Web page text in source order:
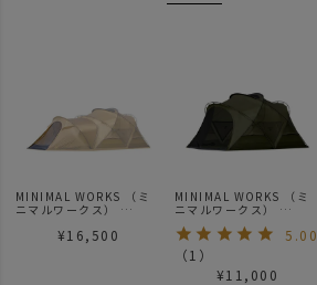
MINIMAL WORKS （ミ
ニマルワークス）
VESTIBULE TPU DOOR
¥16,500
MINIMAL WORKS （ミ
ニマルワークス）
SHELTER GP MESH
DOOR - | シェルター GP
メッシュドア
5.00
（1 ）
¥11,000